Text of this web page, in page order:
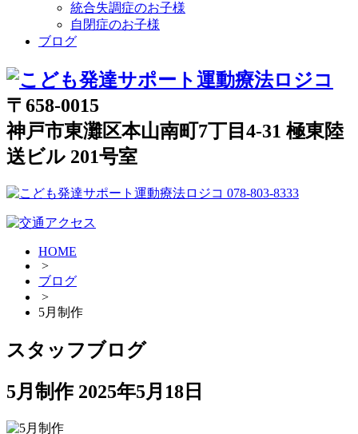
統合失調症のお子様
自閉症のお子様
ブログ
〒658-0015
神戸市東灘区本山南町7丁目4-31 極東陸
送ビル 201号室
HOME
>
ブログ
>
5月制作
スタッフブログ
5月制作 2025年5月18日